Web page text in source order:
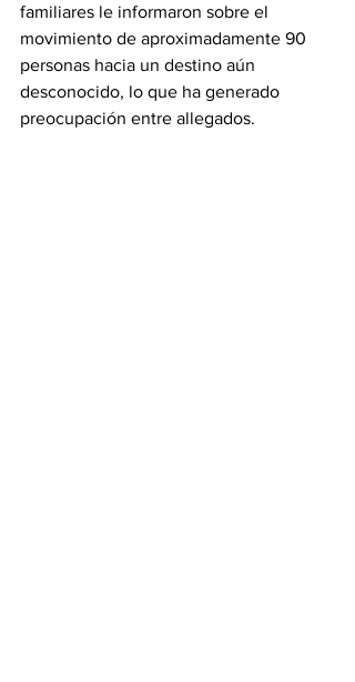
familiares le informaron sobre el
movimiento de aproximadamente 90
personas hacia un destino aún
desconocido, lo que ha generado
preocupación entre allegados.